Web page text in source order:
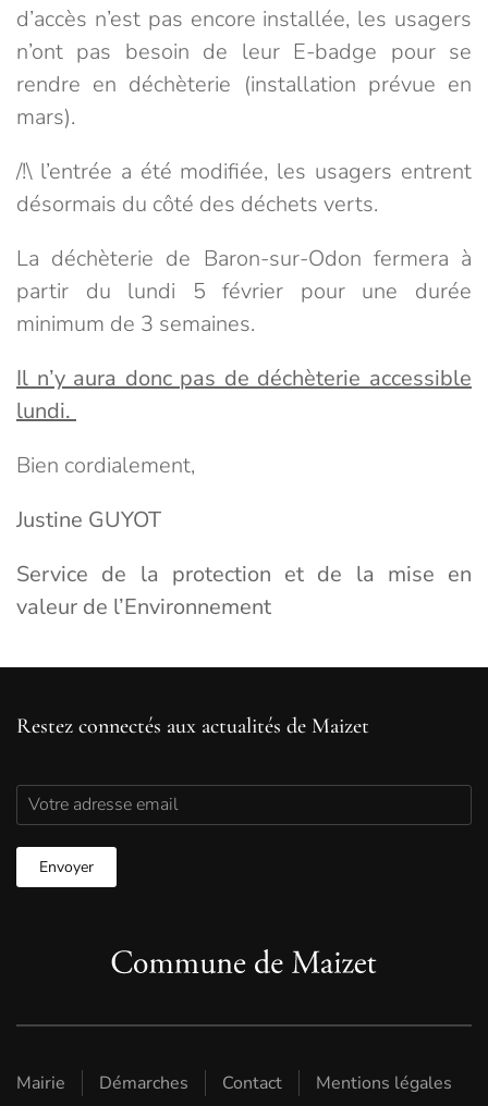
d’accès n’est pas encore installée, les usagers
n’ont pas besoin de leur E-badge pour se
rendre en déchèterie (installation prévue en
mars).
/!\ l’entrée a été modifiée, les usagers entrent
désormais du côté des déchets verts.
La déchèterie de Baron-sur-Odon fermera à
partir du lundi 5 février pour une durée
minimum de 3 semaines.
Il n’y aura donc pas de déchèterie accessible
lundi.
Bien cordialement,
Justine GUYOT
Service de la protection et de la mise en
valeur de l’Environnement
Restez connectés aux actualités de Maizet
Mairie Démarches Contact Mentions légales